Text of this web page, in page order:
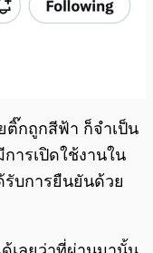
ติ๊กถูกสีฟ้า ก็จำเป็น
ารเปิดใช้งานใน
บการยืนยันด้วย